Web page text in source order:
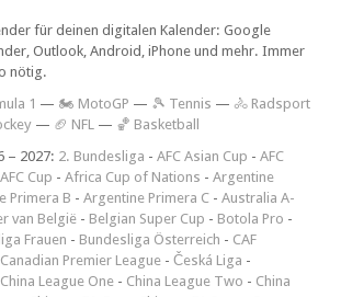
für deinen digitalen Kalender: Google
Outlook, Android, iPhone und mehr. Immer
nötig.
1 — 🏍 MotoGP — 🎾 Tennis — 🚴 Radsport
— 🏈 NFL — 🏀 Basketball
– 2027: 2. Bundesliga - AFC Asian Cup - AFC
AFC Cup - Africa Cup of Nations - Argentine
Primera B - Argentine Primera C - Australia A-
van België - Belgian Super Cup - Botola Pro -
Frauen - Bundesliga Österreich - CAF
Canadian Premier League - Česká Liga -
China League One - China League Two - China